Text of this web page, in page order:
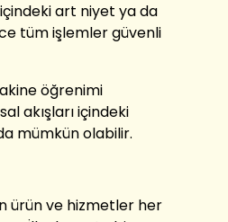
art niyet ya da
tüm işlemler güvenli
öğrenimi
akışları içindeki
mümkün olabilir.
ürün ve hizmetler her